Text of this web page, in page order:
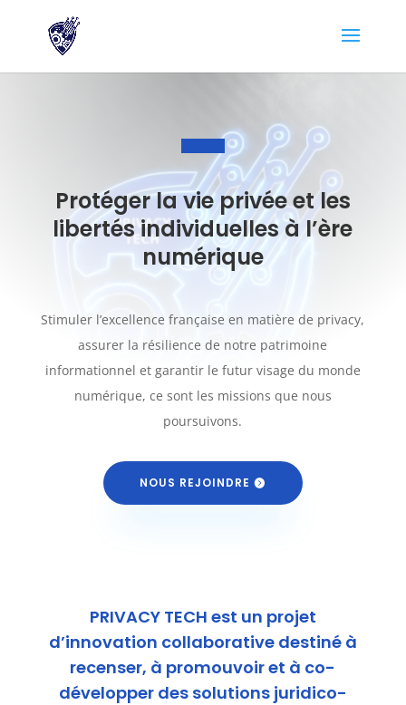
Protéger la vie privée et les
libertés individuelles à l’ère
numérique
Stimuler l’excellence française en matière de privacy,
assurer la résilience de notre patrimoine
informationnel et garantir le futur visage du monde
numérique, ce sont les missions que nous
poursuivons.
NOUS REJOINDRE
PRIVACY TECH est un projet
d’innovation collaborative destiné à
recenser, à promouvoir et à co-
développer des solutions juridico-